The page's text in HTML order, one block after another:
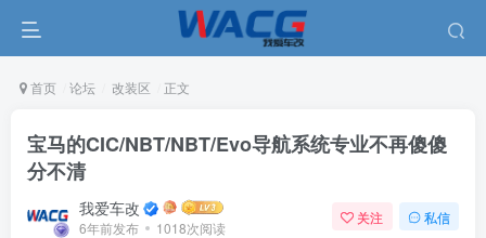
首页 论坛 改装区 正文
宝马的CIC/NBT/NBT/Evo导航系统专业不再傻傻
分不清
我爱车改
6年前发布 1018次阅读
关注 私信